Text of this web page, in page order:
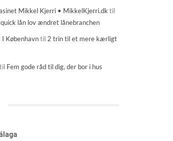
Mikkel Kjerri • MikkelKjerri.dktil
lån lov ændret lånebranchen
Københavntil2 trin til et mere kærligt
Fem gode råd til dig, der bor i hus